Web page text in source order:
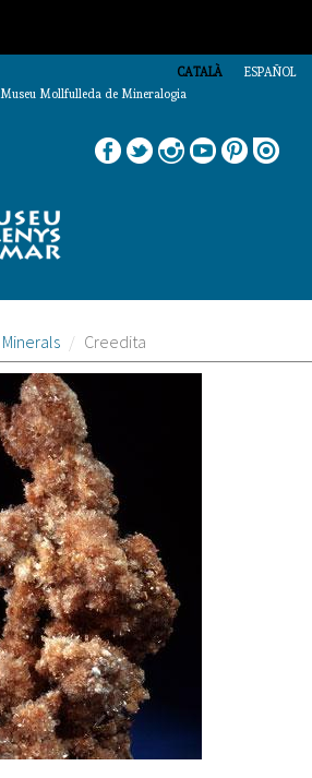
ESPAÑOL
CATALÀ
Mollfulleda de Mineralogia
Minerals Creedita